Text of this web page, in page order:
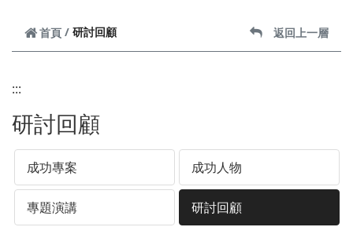
首頁 研討回顧 返回上一層
:::
研討回顧
成功專案 成功人物
專題演講 研討回顧